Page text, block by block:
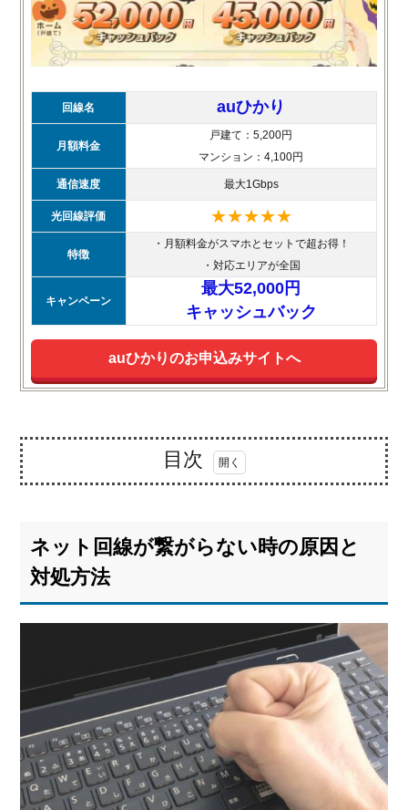
回線名 auひかり
月額料金
戸建て：5,200円
マンション：4,100円
通信速度 最大1Gbps
光回線評価 ★★★★★
特徴
・月額料金がスマホとセットで超お得！
・対応エリアが全国
キャンペーン
最大52,000円
キャッシュバック
auひかりのお申込みサイトへ
目次
ト
回
線
が
な
い
の
原
因
と
ネット回線が繋がらない時の原因と
対処方法